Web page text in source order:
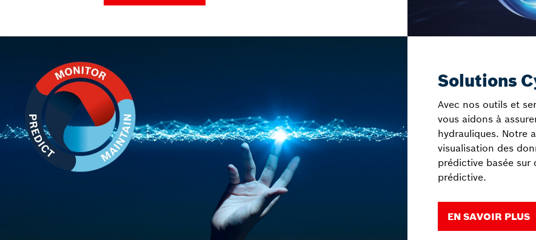
Solutions
Avec nos outils et
vous aidons à
hydrauliques. Notre
visualisation des
prédictive basée sur
prédictive.
EN SAVOIR PLUS